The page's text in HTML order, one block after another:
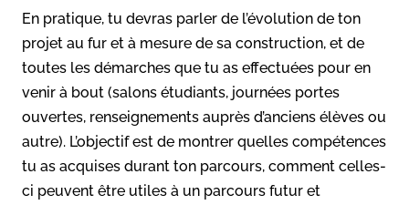
En pratique, tu devras parler de l’évolution de ton
projet au fur et à mesure de sa construction, et de
toutes les démarches que tu as effectuées pour en
venir à bout (salons étudiants, journées portes
ouvertes, renseignements auprès d’anciens élèves ou
autre). L’objectif est de montrer quelles compétences
tu as acquises durant ton parcours, comment celles-
ci peuvent être utiles à un parcours futur et